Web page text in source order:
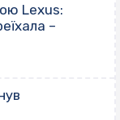
Lexus:
–